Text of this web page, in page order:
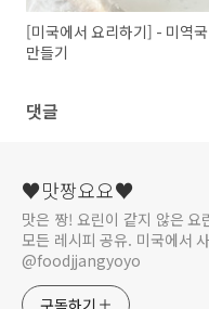
[미국에서 요리하기] - 미역국
만들기
댓글
♥맛짱요요♥
맛은 짱! 요린이 같지 않은 요
모든 레시피 공유. 미국에서
@foodjjangyoyo